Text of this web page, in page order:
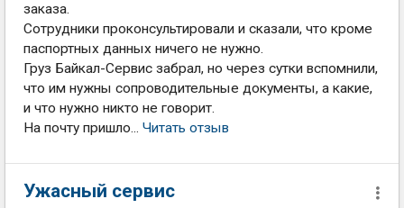
заказа.
Сотрудники проконсультировали и сказали, что кроме
паспортных данных ничего не нужно.
Груз Байкал-Сервис забрал, но через сутки вспомнили,
что им нужны сопроводительные документы, а какие,
и что нужно никто не говорит.
На почту пришло... Читать отзыв
Ужасный сервис